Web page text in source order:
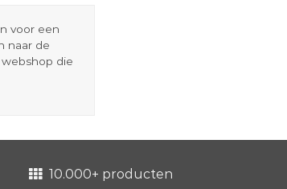
voor een
naar de
die
10.000+ producten